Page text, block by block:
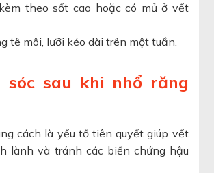
theo sốt cao hoặc có mủ ở vết
tê môi, lưỡi kéo dài trên một tuần.
sóc sau khi nhổ răng
cách là yếu tố tiên quyết giúp vết
lành và tránh các biến chứng hậu